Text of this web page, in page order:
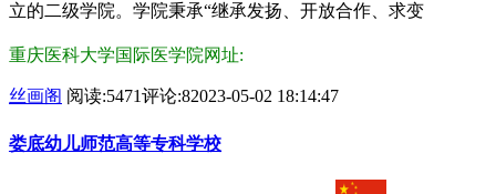
立的二级学院。学院秉承“继承发扬、开放合作、求变
重庆医科大学国际医学院网址:
丝画阁 阅读:5471评论:82023-05-02 18:14:47
娄底幼儿师范高等专科学校